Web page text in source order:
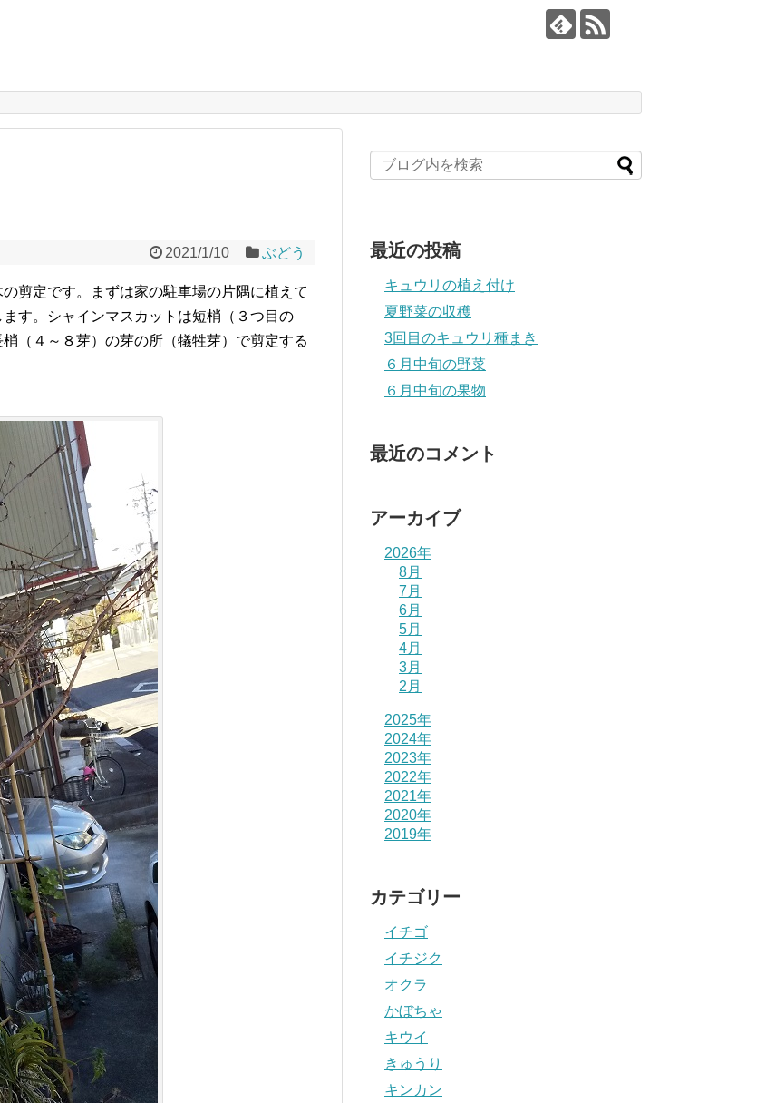
2021/1/10 ぶどう
剪定です。まずは家の駐車場の片隅に植えて
す。シャインマスカットは短梢（３つ目の
（４～８芽）の芽の所（犠牲芽）で剪定する
最近の投稿
キュウリの植え付け
夏野菜の収穫
3回目のキュウリ種まき
６月中旬の野菜
６月中旬の果物
最近のコメント
アーカイブ
2026年
8月
7月
6月
5月
4月
3月
2月
2025年
2024年
2023年
2022年
2021年
2020年
2019年
カテゴリー
イチゴ
イチジク
オクラ
かぼちゃ
キウイ
きゅうり
キンカン